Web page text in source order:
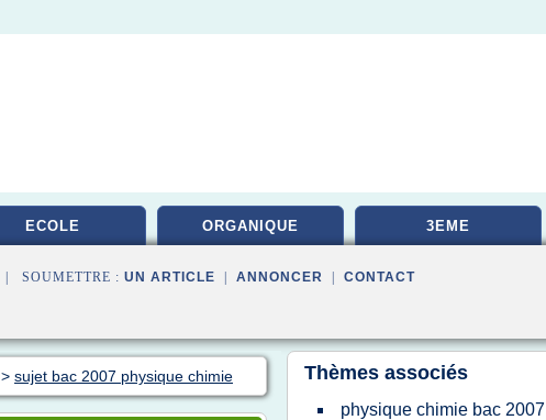
ECOLE ORGANIQUE 3EME
| SOUMETTRE : UN ARTICLE ANNONCER CONTACT
> sujet bac 2007 physique chimie Thèmes associés
physique chimie bac 2007